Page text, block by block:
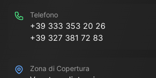
Telefono
+39 333 353 20 26
+39 327 381 72 83
Zona di Copertura